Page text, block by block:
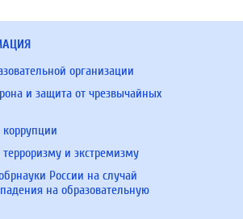
организации
и защита от чрезвычайных
коррупции
терроризму и экстремизму
России на случай
на образовательную